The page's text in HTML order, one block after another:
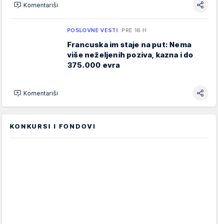
Komentariši
POSLOVNE VESTI PRE 16 H
Francuska im staje na put: Nema
više neželjenih poziva, kazna i do
375.000 evra
Komentariši
KONKURSI I FONDOVI